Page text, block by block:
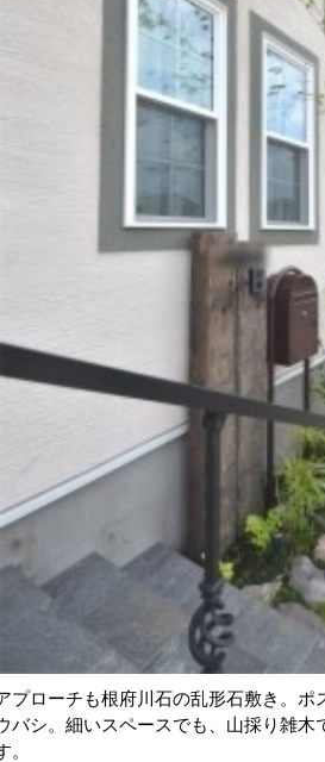
プローチも根府川石の乱形石敷き。ポ
バシ。細いスペースでも、山採り雑木
。